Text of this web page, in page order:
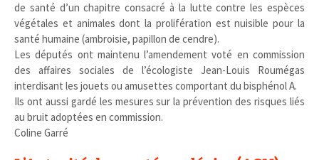
de santé d’un chapitre consacré à la lutte contre les espèces
végétales et animales dont la prolifération est nuisible pour la
santé humaine (ambroisie, papillon de cendre).
Les députés ont maintenu l’amendement voté en commission
des affaires sociales de l’écologiste Jean-Louis Roumégas
interdisant les jouets ou amusettes comportant du bisphénol A.
Ils ont aussi gardé les mesures sur la prévention des risques liés
au bruit adoptées en commission.
Coline Garré